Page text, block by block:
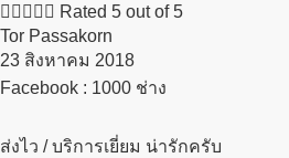
     Rated 5 out of 5
Tor Passakorn
23 สิงหาคม 2018​
Facebook : 1000 ช่าง
ส่งไว / บริการเยี่ยม น่ารักครับ